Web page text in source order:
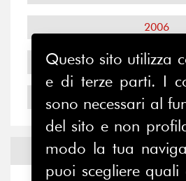
2006
2005
2004
Notizie ed
Questo sito utilizza
e di terze parti. I
sono necessari al
del sito e non
modo la tua
puoi scegliere quali